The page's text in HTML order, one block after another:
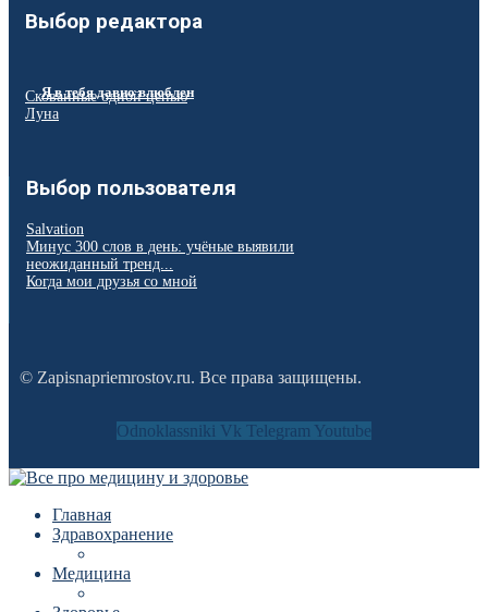
Выбор редактора
Я в тебя давно влюблен
Скованные одной цепью
Луна
Выбор пользователя
Salvation
Минус 300 слов в день: учёные выявили
неожиданный тренд...
Когда мои друзья со мной
© Zapisnapriemrostov.ru. Все права защищены.
Odnoklassniki Vk Telegram Youtube
Главная
Здравохранение
Медицина